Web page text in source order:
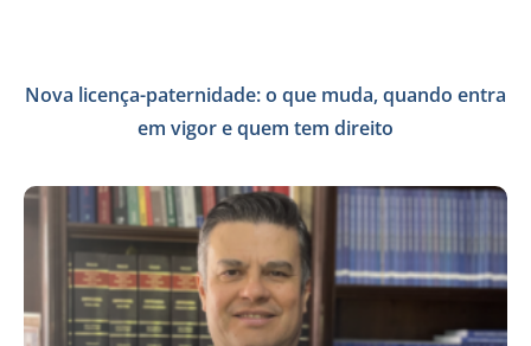
Nova licença-paternidade: o que muda, quando entra
em vigor e quem tem direito